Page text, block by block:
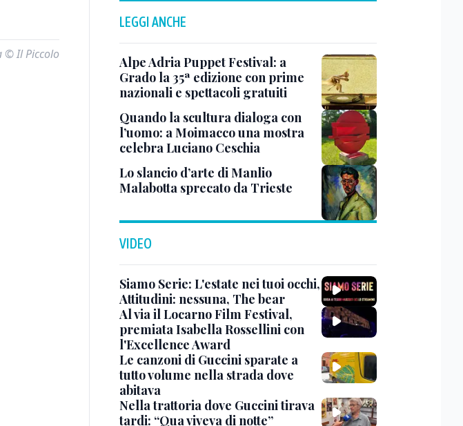
© Il Piccolo
LEGGI ANCHE
Alpe Adria Puppet Festival: a
Grado la 35ª edizione con prime
nazionali e spettacoli gratuiti
Quando la scultura dialoga con
l’uomo: a Moimacco una mostra
celebra Luciano Ceschia
Lo slancio d’arte di Manlio
Malabotta sprecato da Trieste
VIDEO
Siamo Serie: L'estate nei tuoi occhi,
Attitudini: nessuna, The bear
Al via il Locarno Film Festival,
premiata Isabella Rossellini con
l'Excellence Award
Le canzoni di Guccini sparate a
tutto volume nella strada dove
abitava
Nella trattoria dove Guccini tirava
tardi: “Qua viveva di notte”